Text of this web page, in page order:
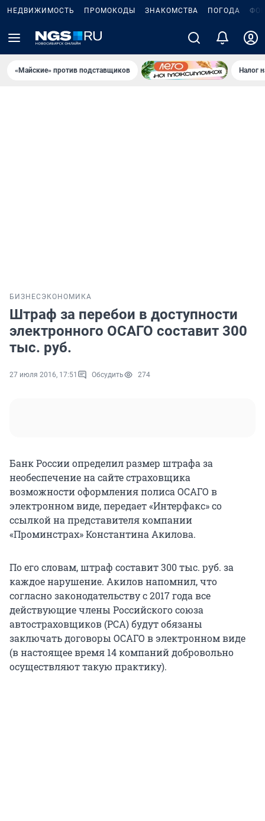
НЕДВИЖИМОСТЬ ПРОМОКОДЫ ЗНАКОМСТВА ПОГОДА
«Майские» против подставщиков Налог
БИЗНЕС ЭКОНОМИКА
Штраф за перебои в доступности
электронного ОСАГО составит 300
тыс. руб.
27 июля 2016, 17:51 Обсудить 274
Банк России определил размер штрафа за
необеспечение на сайте страховщика
возможности оформления полиса ОСАГО в
электронном виде, передает «Интерфакс» со
ссылкой на представителя компании
«Проминстрах» Константина Акилова.
По его словам, штраф составит 300 тыс. руб. за
каждое нарушение. Акилов напомнил, что
согласно законодательству с 2017 года все
действующие члены Российского союза
автостраховщиков (РСА) будут обязаны
заключать договоры ОСАГО в электронном виде
(в настоящее время 14 компаний добровольно
осуществляют такую практику).